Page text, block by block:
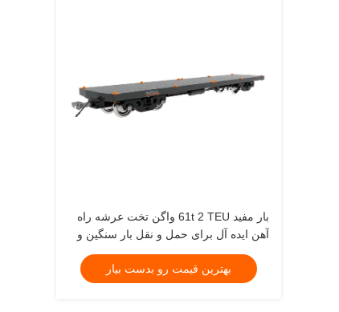
بار مفید 61t 2 TEU واگن تخت عرشه راه
آهن ایده آل برای حمل و نقل بار سنگین و
عملیات لجستیک صنعتی
بهترین قیمت رو بدست بیار